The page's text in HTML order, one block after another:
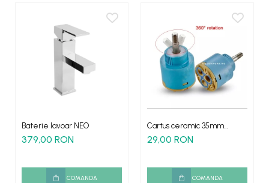
Baterie lavoar NEO
379,00 RON
COMANDA
Cartus ceramic 35mm
pentru bateriile tip cascada
29,00 RON
COMANDA